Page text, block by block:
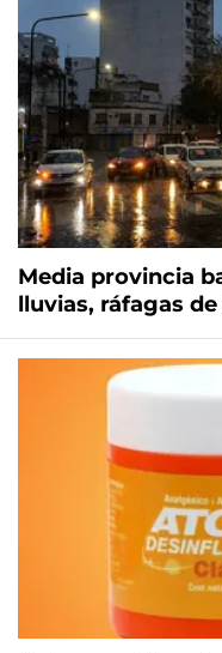
Media provincia
lluvias, ráfagas